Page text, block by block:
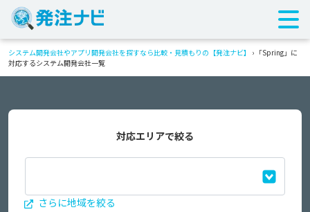
システム開発会社やアプリ開発会社を探すなら比較・見積もりの【発注ナビ】 › 「Spring」に
対応するシステム開発会社一覧
対応エリアで絞る
さらに地域を絞る